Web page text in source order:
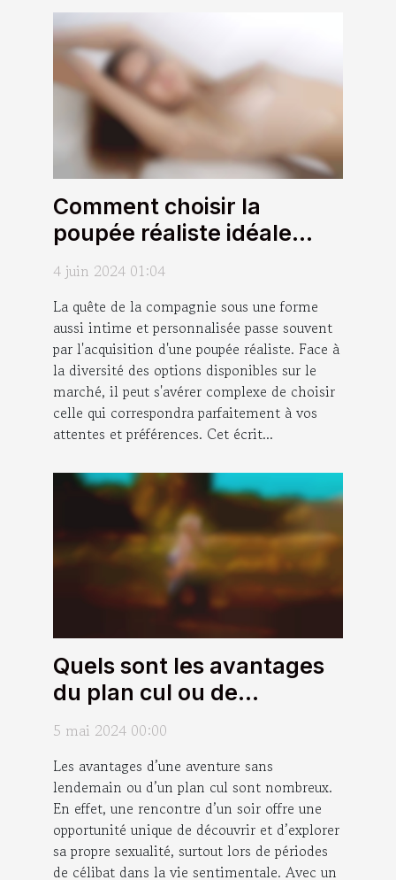
Comment choisir la
poupée réaliste idéale
pour vos besoins et
préférences
4 juin 2024 01:04
La quête de la compagnie sous une forme
aussi intime et personnalisée passe souvent
par l'acquisition d'une poupée réaliste. Face à
la diversité des options disponibles sur le
marché, il peut s'avérer complexe de choisir
celle qui correspondra parfaitement à vos
attentes et préférences. Cet écrit...
Quels sont les avantages
du plan cul ou de
l’aventure sans lendemain
5 mai 2024 00:00
Les avantages d’une aventure sans
lendemain ou d’un plan cul sont nombreux.
En effet, une rencontre d’un soir offre une
opportunité unique de découvrir et d’explorer
sa propre sexualité, surtout lors de périodes
de célibat dans la vie sentimentale. Avec un